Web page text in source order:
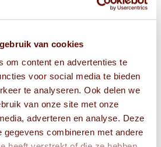
van cookies
om content en advertenties te
voor social media te bieden
te analyseren. Ook delen we
van onze site met onze
adverteren en analyse. Deze
gegevens combineren met andere